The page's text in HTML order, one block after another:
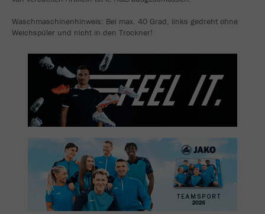
Waschmaschinenhinweis: Bei max. 40 Grad, links gedreht ohne
Weichspüler und nicht in den Trockner!